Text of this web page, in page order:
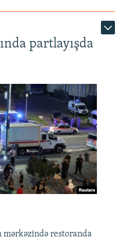
partlayışda
mərkəzində restoranda